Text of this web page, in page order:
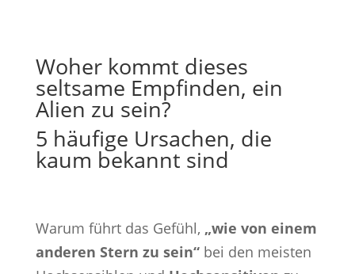
Woher kommt dieses
seltsame Empfinden, ein
Alien zu sein?
5 häufige Ursachen, die
kaum bekannt sind
Warum führt das Gefühl, „wie von einem
anderen Stern zu sein“bei den meisten